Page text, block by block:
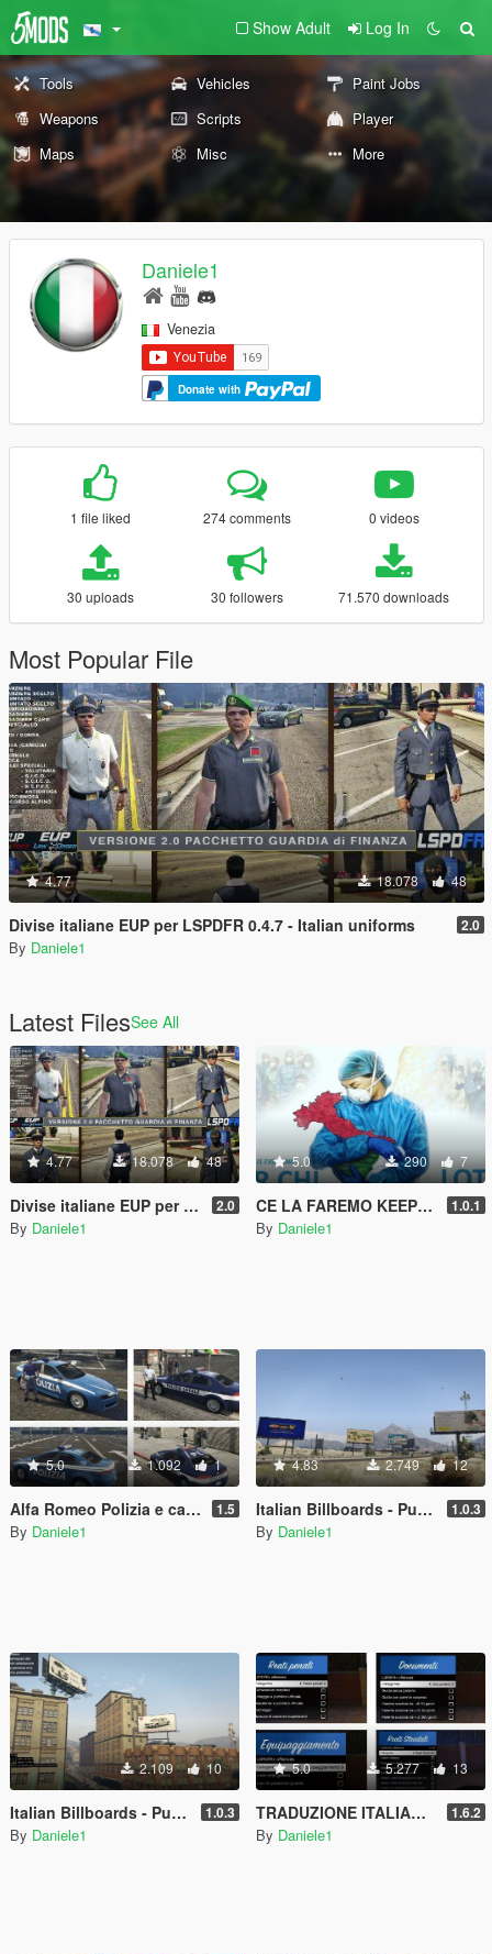
Show Adult Log In
Tools Vehicles
Paint Jobs
Weapons
Scripts
Player
Maps
Misc More
Daniele1
Venezia
Donate with
1 file liked 274 comments 0 videos
30 uploads 30 followers 71.570 downloads
Most Popular File
4.77 18.078 48
Divise italiane EUP per LSPDFR 0.4.7 - Italian uniforms 2.0
By Daniele1
Latest FilesSee All
4.77 18.078 48
Divise italiane EUP per LSPDFR 0.4.7 - Italian uniforms 2.0
By Daniele1
5.0 290 7
CE LA FAREMO KEEP STRONG THEME 1.0.1
By Daniele1
5.0 1.092 1
Alfa Romeo Polizia e carabinieri Retextured 1.5
By Daniele1
4.83 2.749 12
Italian Billboards - Pubblicità italiane (Country) 1.0.3
By Daniele1
2.109 10
Italian Billboards - Pubblicità italiane (Downtown) 1.0.3
By Daniele1
5.0 5.277 13
TRADUZIONE ITALIANO Traffic Policer LSPDFR+ Computer+ e Search Warrant 1.6.2
By Daniele1